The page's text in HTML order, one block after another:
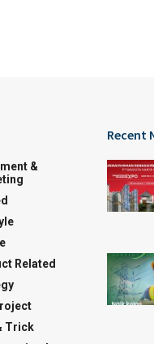
&
Related
Trick
Recent